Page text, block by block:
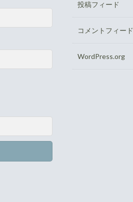
投稿フィード
コメントフィード
WordPress.org